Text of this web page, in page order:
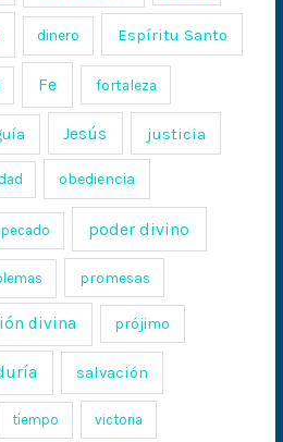
dinero Espíritu Santo
Fe fortaleza
Jesús justicia
obediencia
pecado poder divino
promesas
divina prójimo
salvación
tiempo victoria